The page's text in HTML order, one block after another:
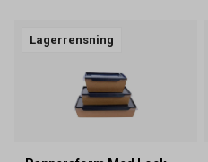
Lagerrensning